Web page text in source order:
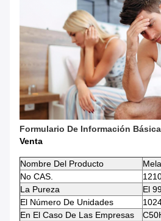
Formulario De Información
Venta
Nombre Del Producto
No CAS.
La Pureza
El
El Número De Unidades
En El Caso De Las Empresas